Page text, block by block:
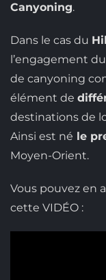
Canyoning.
Dans le cas du
l’engagement
de canyoning
élément de
destinations de
Ainsi est né le
Moyen-Orient.
Vous pouvez en
cette VIDÉO :